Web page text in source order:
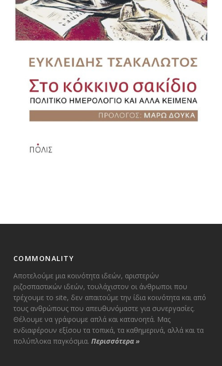
COMMONALITY
Αποτελούμε μια κοινότητα ιδεών, αριστερών
ριζοσπαστικών ιδεών, τουλάχιστον οι άνθρωποι που
τρέχουμε το site, δεν απαιτούμε την ίδια κοινότητα και από
τους ανθρώπους που απευθυνόμαστε για συνεργασίες.
Θέλουμε να γράφουμε απλά και κατανοητά. Μας
ενδιαφέρουν εξίσου τα τοπικά, τα καθημερινά, αλλά και τα
πολύπλοκα παγκόσμια. Περισσότερα»